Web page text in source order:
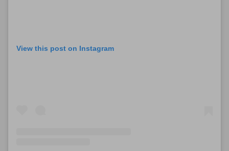
View this post on Instagram